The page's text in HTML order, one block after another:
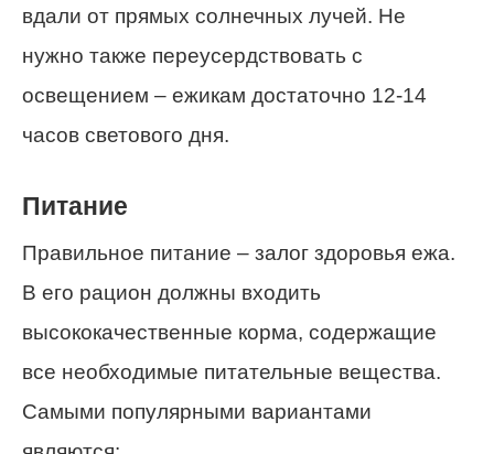
вдали от прямых солнечных лучей. Не
нужно также переусердствовать с
освещением – ежикам достаточно 12-14
часов светового дня.
Питание
Правильное питание – залог здоровья ежа.
В его рацион должны входить
высококачественные корма, содержащие
все необходимые питательные вещества.
Самыми популярными вариантами